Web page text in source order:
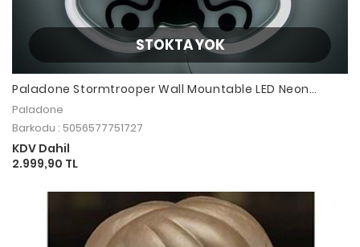
STOKTA YOK
Paladone Stormtrooper Wall Mountable LED Neon
Lamba
Paladone
Barkodu : 5056577751727
KDV Dahil
2.999,90 TL